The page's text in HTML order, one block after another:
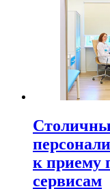
к приему
сервисам